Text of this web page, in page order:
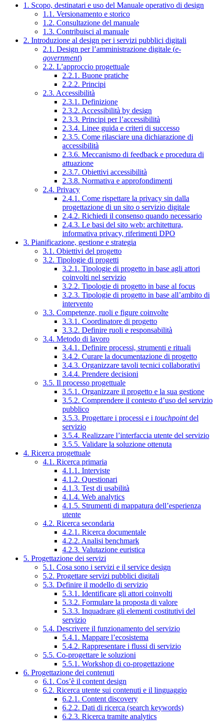
1. Scopo, destinatari e uso del Manuale operativo di design
1.1. Versionamento e storico
1.2. Consultazione del manuale
1.3. Contribuisci al manuale
2. Introduzione al design per i servizi pubblici digitali
2.1. Design per l’amministrazione digitale (e-
government)
2.2. L’approccio progettuale
2.2.1. Buone pratiche
2.2.2. Principi
2.3. Accessibilità
2.3.1. Definizione
2.3.2. Accessibilità by design
2.3.3. Principi per l’accessibilità
2.3.4. Linee guida e criteri di successo
2.3.5. Come rilasciare una dichiarazione di
accessibilità
2.3.6. Meccanismo di feedback e procedura di
attuazione
2.3.7. Obiettivi accessibilità
2.3.8. Normativa e approfondimenti
2.4. Privacy
2.4.1. Come rispettare la privacy sin dalla
progettazione di un sito o servizio digitale
2.4.2. Richiedi il consenso quando necessario
2.4.3. Le basi del sito web: architettura,
informativa privacy, riferimenti DPO
3. Pianificazione, gestione e strategia
3.1. Obiettivi del progetto
3.2. Tipologie di progetti
3.2.1. Tipologie di progetto in base agli attori
coinvolti nel servizio
3.2.2. Tipologie di progetto in base al focus
3.2.3. Tipologie di progetto in base all’ambito di
intervento
3.3. Competenze, ruoli e figure coinvolte
3.3.1. Coordinatore di progetto
3.3.2. Definire ruoli e responsabilità
3.4. Metodo di lavoro
3.4.1. Definire processi, strumenti e rituali
3.4.2. Curare la documentazione di progetto
3.4.3. Organizzare tavoli tecnici collaborativi
3.4.4. Prendere decisioni
3.5. Il processo progettuale
3.5.1. Organizzare il progetto e la sua gestione
3.5.2. Comprendere il contesto d’uso del servizio
pubblico
3.5.3. Progettare i processi e i touchpointdel
servizio
3.5.4. Realizzare l’interfaccia utente del servizio
3.5.5. Validare la soluzione ottenuta
4. Ricerca progettuale
4.1. Ricerca primaria
4.1.1. Interviste
4.1.2. Questionari
4.1.3. Test di usabilità
4.1.4. Web analytics
4.1.5. Strumenti di mappatura dell’esperienza
utente
4.2. Ricerca secondaria
4.2.1. Ricerca documentale
4.2.2. Analisi benchmark
4.2.3. Valutazione euristica
5. Progettazione dei servizi
5.1. Cosa sono i servizi e il service design
5.2. Progettare servizi pubblici digitali
5.3. Definire il modello di servizio
5.3.1. Identificare gli attori coinvolti
5.3.2. Formulare la proposta di valore
5.3.3. Inquadrare gli elementi costitutivi del
servizio
5.4. Descrivere il funzionamento del servizio
5.4.1. Mappare l’ecosistema
5.4.2. Rappresentare i flussi di servizio
5.5. Co-progettare le soluzioni
5.5.1. Workshop di co-progettazione
6. Progettazione dei contenuti
6.1. Cos’è il content design
6.2. Ricerca utente sui contenuti e il linguaggio
6.2.1. Content discovery
6.2.2. Dati di ricerca (search keywords)
6.2.3. Ricerca tramite analytics